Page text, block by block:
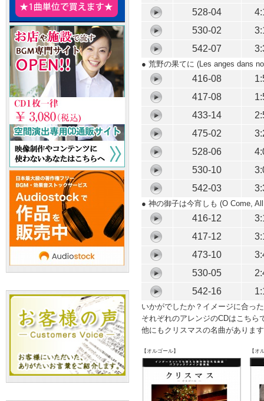
528-04
530-02
542-07
● 荒野の果てに (Les anges dans
416-08
417-08
433-14
475-02
528-06
530-10
542-03
● 神の御子は今宵しも (O Come,
416-12
417-12
473-10
530-05
542-16
いかがでしたか？イメージに合っ
それぞれのアレンジのCDはこちら
他にもクリスマスの名曲がありま
【オルゴール】 【オ